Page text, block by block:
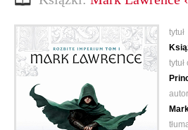
tytuł
autor